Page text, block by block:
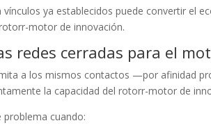
ya establecidos puede convertir el
motor de innovación.
redes cerradas para el
a los mismos contactos —por afinidad
la capacidad del rotorr-motor de
problema cuando: